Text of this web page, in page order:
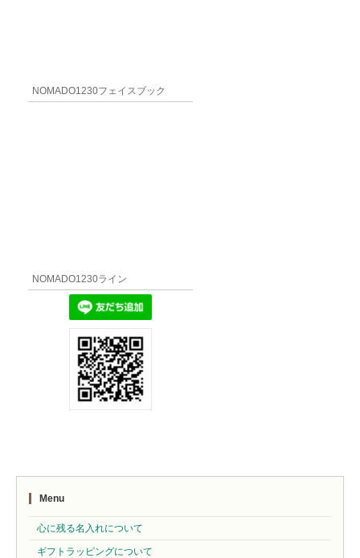
NOMADO1230フェイスブック
NOMADO1230ライン
Menu
心に残る名入れについて
ギフトラッピングについて